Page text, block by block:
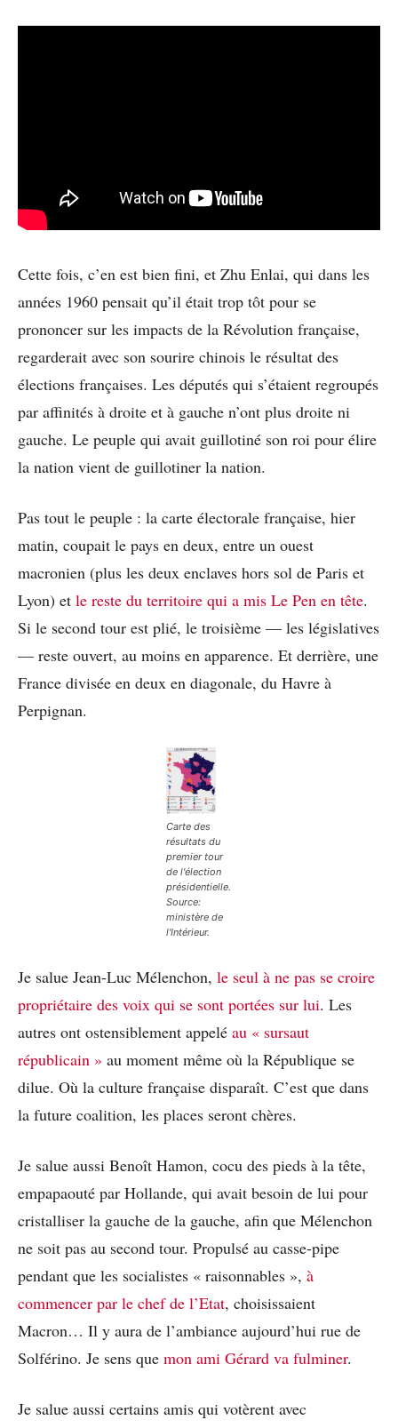
Cette fois, c’en est bien fini, et Zhu Enlai, qui dans les
années 1960 pensait qu’il était trop tôt pour se
prononcer sur les impacts de la Révolution française,
regarderait avec son sourire chinois le résultat des
élections françaises. Les députés qui s’étaient regroupés
par affinités à droite et à gauche n’ont plus droite ni
gauche. Le peuple qui avait guillotiné son roi pour élire
la nation vient de guillotiner la nation.
Pas tout le peuple : la carte électorale française, hier
matin, coupait le pays en deux, entre un ouest
macronien (plus les deux enclaves hors sol de Paris et
Lyon) et le reste du territoire qui a mis Le Pen en tête.
Si le second tour est plié, le troisième — les législatives
— reste ouvert, au moins en apparence. Et derrière, une
France divisée en deux en diagonale, du Havre à
Perpignan.
Carte des
résultats du
premier tour
de l'élection
présidentielle.
Source:
ministère de
l'Intérieur.
Je salue Jean-Luc Mélenchon, le seul à ne pas se croire
propriétaire des voix qui se sont portées sur lui. Les
autres ont ostensiblement appelé au « sursaut
républicain » au moment même où la République se
dilue. Où la culture française disparaît. C’est que dans
la future coalition, les places seront chères.
Je salue aussi Benoît Hamon, cocu des pieds à la tête,
empapaouté par Hollande, qui avait besoin de lui pour
cristalliser la gauche de la gauche, afin que Mélenchon
ne soit pas au second tour. Propulsé au casse-pipe
pendant que les socialistes « raisonnables », à
commencer par le chef de l’Etat, choisissaient
Macron… Il y aura de l’ambiance aujourd’hui rue de
Solférino. Je sens que mon ami Gérard va fulminer.
Je salue aussi certains amis qui votèrent avec